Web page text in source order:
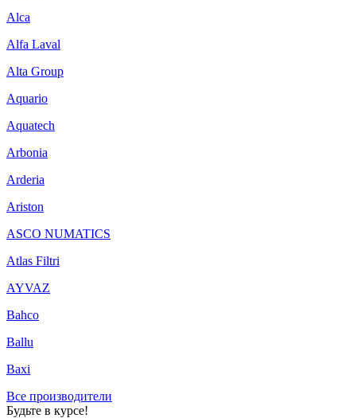
Alca
Alfa Laval
Alta Group
Aquario
Aquatech
Arbonia
Arderia
Ariston
ASCO NUMATICS
Atlas Filtri
AYVAZ
Bahco
Ballu
Baxi
Все производители
Будьте в курсе!